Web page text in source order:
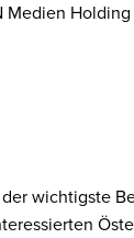
Medien Holding
der wichtigste